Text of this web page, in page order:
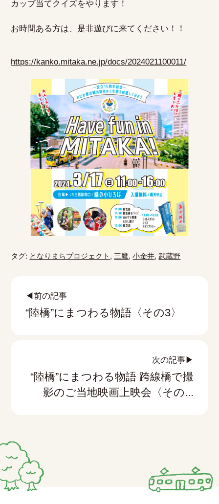
カップ当てクイズをやります！
お時間ある方は、是非遊びに来てください！！
https://kanko.mitaka.ne.jp/docs/2024021100011/
タグ: となりまちプロジェクト , 三鷹,小金井,武蔵野
◀前の記事
“陸橋”にまつわる物語〈その3〉
次の記事▶
“陸橋”にまつわる物語 跨線橋で撮
影のご当地映画上映会〈その...